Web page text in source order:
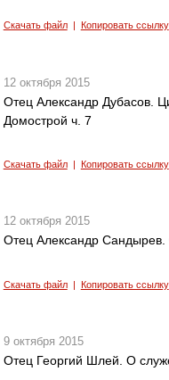
Скачать файл| Копировать ссылку
12 октября 2015
Отец Александр Дубасов.
Домострой ч. 7
Скачать файл| Копировать ссылку
12 октября 2015
Отец Александр Сандырев.
Скачать файл| Копировать ссылку
9 октября 2015
Отец Георгий Шлей. О